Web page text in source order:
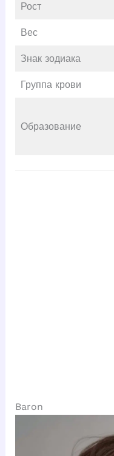
Рост
Вес
Знак зодиака
Группа крови
Образование
Baron